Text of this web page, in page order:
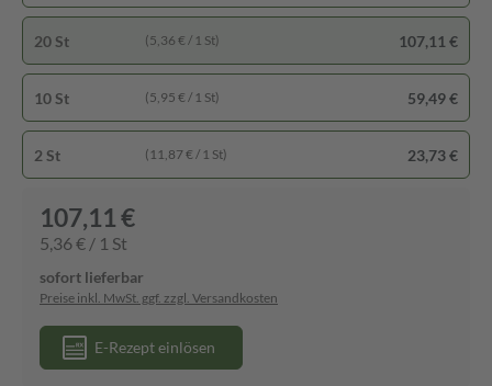
20 St (5,36 € / 1 St) 107,11 €
10 St (5,95 € / 1 St) 59,49 €
2 St (11,87 € / 1 St) 23,73 €
107,11 €
5,36 € / 1 St
sofort lieferbar
Preise inkl. MwSt. ggf. zzgl. Versandkosten
E-Rezept einlösen